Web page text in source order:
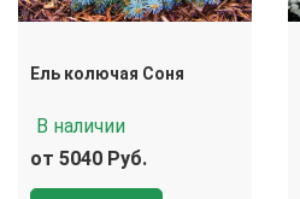
Ель колючая Соня
В наличии
от 5040 Руб.